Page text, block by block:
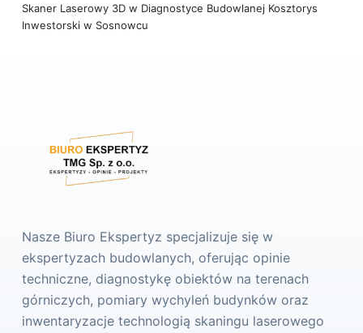
Skaner Laserowy 3D w Diagnostyce Budowlanej Kosztorys
Inwestorski w Sosnowcu
Nasze Biuro Ekspertyz specjalizuje się w
ekspertyzach budowlanych, oferując opinie
techniczne, diagnostykę obiektów na terenach
górniczych, pomiary wychyleń budynków oraz
inwentaryzacje technologią skaningu laserowego